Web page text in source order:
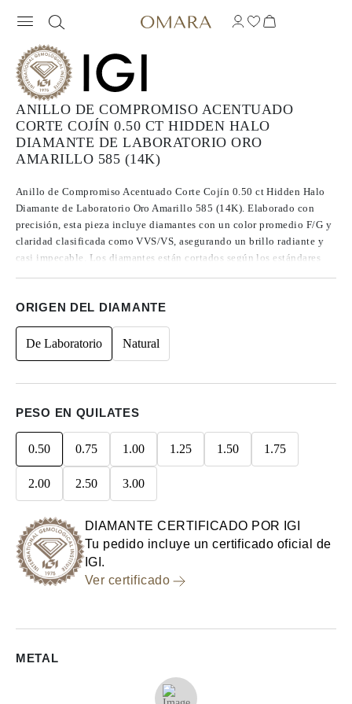
ANILLO DE COMPROMISO ACENTUADO
CORTE COJÍN 0.50 CT HIDDEN HALO
DIAMANTE DE LABORATORIO ORO
AMARILLO 585 (14K)
Anillo de Compromiso Acentuado Corte Cojín 0.50 ct Hidden Halo
Diamante de Laboratorio Oro Amarillo 585 (14K). Elaborado con
precisión, esta pieza incluye diamantes con un color promedio F/G y
claridad clasificada como VVS/VS, asegurando un brillo radiante y
casi impecable. Los diamantes están cortados según los estándares
excepcional, y no presentan fluorescencia.
ORIGEN DEL DIAMANTE
De Laboratorio Natural
PESO EN QUILATES
0.50 0.75 1.00 1.25 1.50 1.75
2.00 2.50 3.00
DIAMANTE CERTIFICADO POR IGI
Tu pedido incluye un certificado oficial de
IGI.
Ver certificado
METAL